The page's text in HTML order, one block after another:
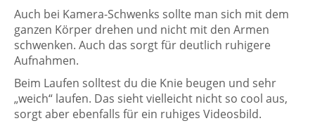
Auch bei Kamera-Schwenks sollte man sich mit dem
ganzen Körper drehen und nicht mit den Armen
schwenken. Auch das sorgt für deutlich ruhigere
Aufnahmen.
Beim Laufen solltest du die Knie beugen und sehr
„weich“ laufen. Das sieht vielleicht nicht so cool aus,
sorgt aber ebenfalls für ein ruhiges Videosbild.